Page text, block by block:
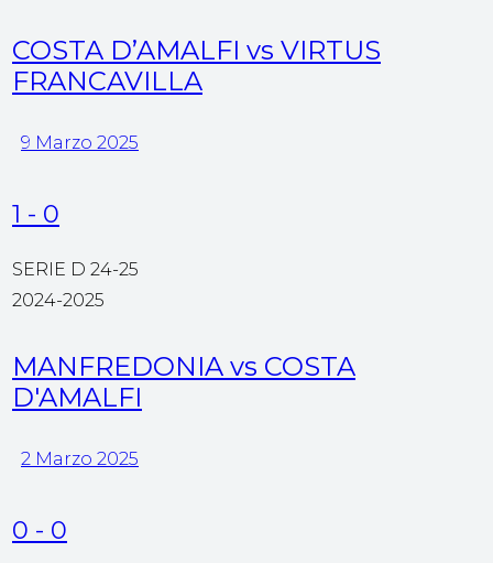
COSTA D’AMALFI vs VIRTUS
FRANCAVILLA
9 Marzo 2025
1 - 0
SERIE D 24-25
2024-2025
MANFREDONIA vs COSTA
D'AMALFI
2 Marzo 2025
0 - 0